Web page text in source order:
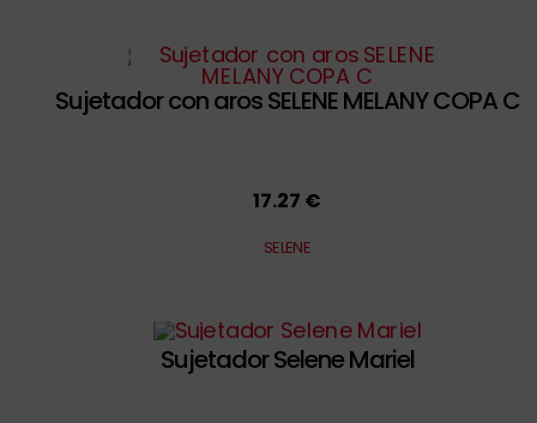
Sujetador con aros SELENE MELANY COPA C
17.27 €
SELENE
Sujetador Selene Mariel